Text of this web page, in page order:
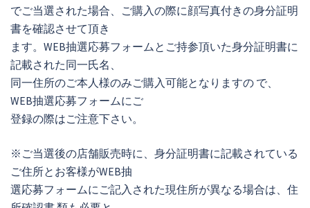
でご当選された場合、ご購入の際に顔写真付きの身分証明
書を確認させて頂き
ます。WEB抽選応募フォームとご持参頂いた身分証明書に
記載された同一氏名、
同一住所のご本人様のみご購入可能となりますの で、
WEB抽選応募フォームにご
登録の際はご注意下さい。
※ご当選後の店舗販売時に、身分証明書に記載されている
ご住所とお客様がWEB抽
選応募フォームにご記入された現住所が異なる場合は、住